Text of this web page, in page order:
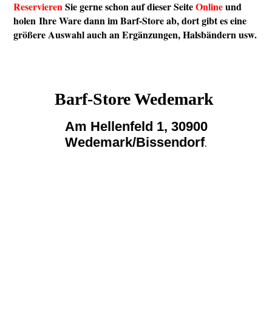
ReservierenSie gerne schon auf dieser SeiteOnlineund
holen Ihre Ware dann im Barf-Store ab, dort gibt es eine
größere Auswahl auch an Ergänzungen, Halsbändern usw.
Barf-Store Wedemark
Am Hellenfeld 1, 30900
Wedemark/Bissendorf.